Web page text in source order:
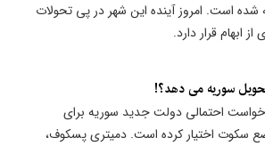
است. امروز آینده این شهر در پی تحولات
ابهام قرار دارد.
تحویل سوریه می دهد؟!
احتمالی دولت جدید سوریه برای
سکوت اختیار کرده است. دمیتری پسکوف،